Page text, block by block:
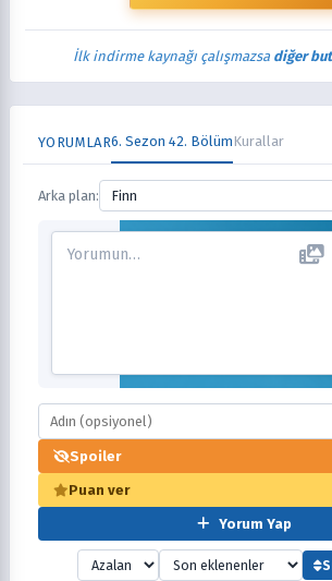
İlk indirme kaynağı çalışmazsa diğer
YORUMLAR6. Sezon 42. BölümKurallar
Arka plan: Finn
Spoiler
Puan ver
Yorum Yap